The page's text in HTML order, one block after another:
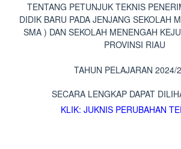
TENTANG PETUNJUK TEKNIS
DIDIK BARU PADA JENJANG SEKOLAH
SMA ) DAN SEKOLAH MENENGAH
PROVINSI RIAU
TAHUN PELAJARAN 2024/
SECARA LENGKAP DAPAT
KLIK: JUKNIS PERUBAHAN